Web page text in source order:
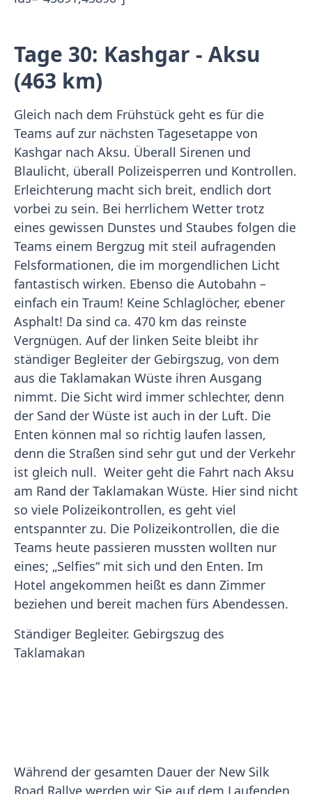
Tage 30: Kashgar - Aksu
(463 km)
Gleich nach dem Frühstück geht es für die
Teams auf zur nächsten Tagesetappe von
Kashgar nach Aksu. Überall Sirenen und
Blaulicht, überall Polizeisperren und Kontrollen.
Erleichterung macht sich breit, endlich dort
vorbei zu sein. Bei herrlichem Wetter trotz
eines gewissen Dunstes und Staubes folgen die
Teams einem Bergzug mit steil aufragenden
Felsformationen, die im morgendlichen Licht
fantastisch wirken. Ebenso die Autobahn –
einfach ein Traum! Keine Schlaglöcher, ebener
Asphalt! Da sind ca. 470 km das reinste
Vergnügen. Auf der linken Seite bleibt ihr
ständiger Begleiter der Gebirgszug, von dem
aus die Taklamakan Wüste ihren Ausgang
nimmt. Die Sicht wird immer schlechter, denn
der Sand der Wüste ist auch in der Luft. Die
Enten können mal so richtig laufen lassen,
denn die Straßen sind sehr gut und der Verkehr
ist gleich null. Weiter geht die Fahrt nach Aksu
am Rand der Taklamakan Wüste. Hier sind nicht
so viele Polizeikontrollen, es geht viel
entspannter zu. Die Polizeikontrollen, die die
Teams heute passieren mussten wollten nur
eines; „Selfies“ mit sich und den Enten. Im
Hotel angekommen heißt es dann Zimmer
beziehen und bereit machen fürs Abendessen.
Ständiger Begleiter. Gebirgszug des
Taklamakan
Während der gesamten Dauer der New Silk
Road Rallye werden wir Sie auf dem Laufenden